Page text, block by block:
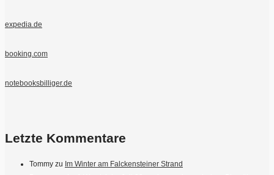
expedia.de
booking.com
notebooksbilliger.de
Letzte Kommentare
Tommy zu Im Winter am Falckensteiner Strand